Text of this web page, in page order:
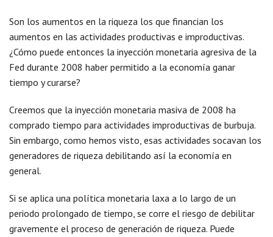
Son los aumentos en la riqueza los que financian los
aumentos en las actividades productivas e improductivas.
¿Cómo puede entonces la inyección monetaria agresiva de la
Fed durante 2008 haber permitido a la economía ganar
tiempo y curarse?
Creemos que la inyección monetaria masiva de 2008 ha
comprado tiempo para actividades improductivas de burbuja.
Sin embargo, como hemos visto, esas actividades socavan los
generadores de riqueza debilitando así la economía en
general.
Si se aplica una política monetaria laxa a lo largo de un
periodo prolongado de tiempo, se corre el riesgo de debilitar
gravemente el proceso de generación de riqueza. Puede